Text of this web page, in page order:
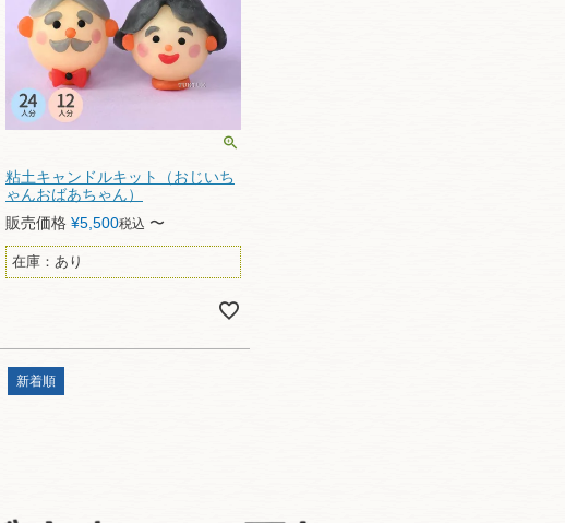
粘土キャンドルキット（おじいち
ゃんおばあちゃん）
販売価格 ¥5,500税込 〜
在庫：あり
新着順